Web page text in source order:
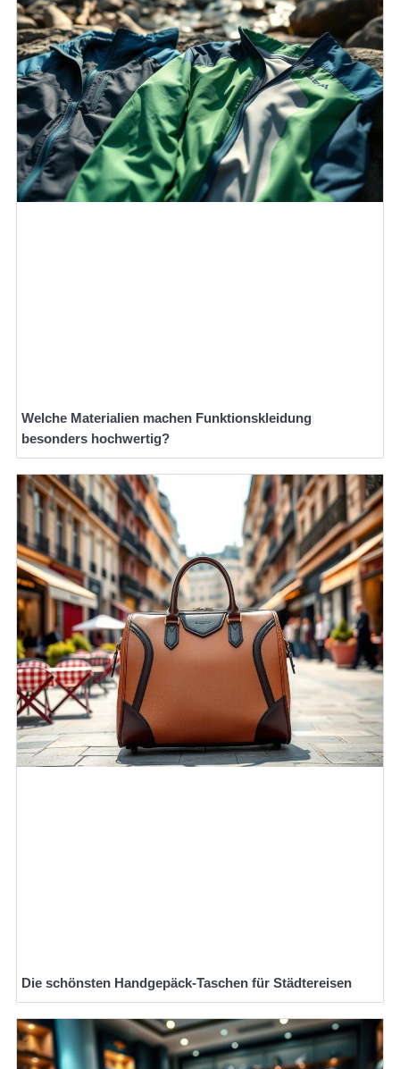
Welche Materialien machen Funktionskleidung
besonders hochwertig?
Die schönsten Handgepäck-Taschen für Städtereisen